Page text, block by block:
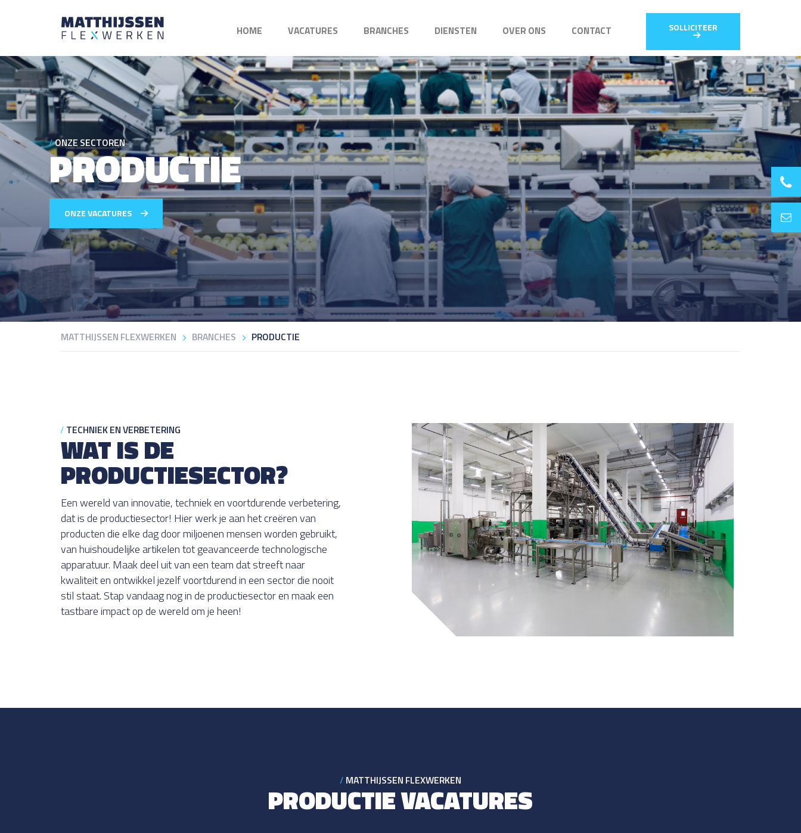
HOME VACATURES BRANCHES DIENSTEN OVER ONS CONTACT SOLLICITEER
ONZE SECTOREN
PRODUCTIE
ONZE VACATURES
MATTHIJSSEN FLEXWERKEN BRANCHES PRODUCTIE
TECHNIEK EN VERBETERING
WAT IS DE
PRODUCTIESECTOR?
Een wereld van innovatie, techniek en voortdurende verbetering,
dat is de productiesector! Hier werk je aan het creëren van
producten die elke dag door miljoenen mensen worden gebruikt,
van huishoudelijke artikelen tot geavanceerde technologische
apparatuur. Maak deel uit van een team dat streeft naar
kwaliteit en ontwikkel jezelf voortdurend in een sector die nooit
stil staat. Stap vandaag nog in de productiesector en maak een
tastbare impact op de wereld om je heen!
MATTHIJSSEN FLEXWERKEN
PRODUCTIE VACATURES